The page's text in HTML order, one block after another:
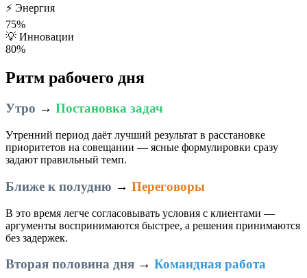
⚡ Энергия
75%
💡 Инновации
80%
Ритм рабочего дня
Утро → Постановка задач
Утренний период даёт лучший результат в расстановке
приоритетов на совещании — ясные формулировки сразу
задают правильный темп.
Ближе к полудню → Переговоры
В это время легче согласовывать условия с клиентами —
аргументы воспринимаются быстрее, а решения принимаются
без задержек.
Вторая половина дня → Командная работа